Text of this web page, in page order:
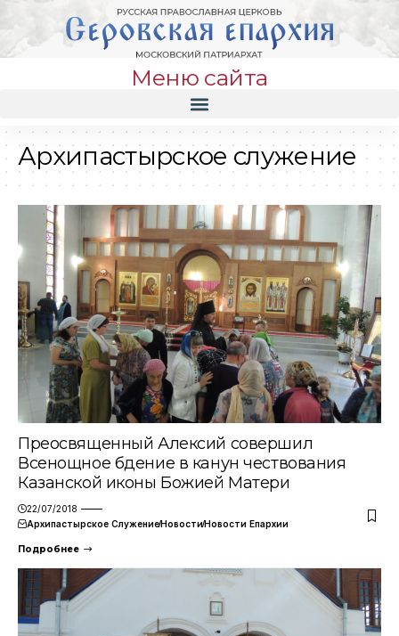
Меню сайта
Архипастырское служение
Преосвященный Алексий совершил
Всенощное бдение в канун чествования
Казанской иконы Божией Матери
22/07/2018
Архипастырское СлужениеНовостиНовости Епархии
Подробнее